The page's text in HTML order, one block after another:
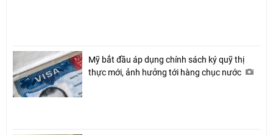
Mỹ bắt đầu áp dụng chính sách ký quỹ thị
thực mới, ảnh hưởng tới hàng chục nước